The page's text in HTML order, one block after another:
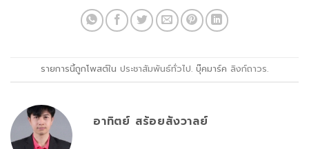
รายการนี้ถูกโพสต์ใน ประชาสัมพันธ์ทั่วไป. บุ๊คมาร์ค ลิงก์ถาวร.
อาทิตย์ สร้อยสังวาลย์